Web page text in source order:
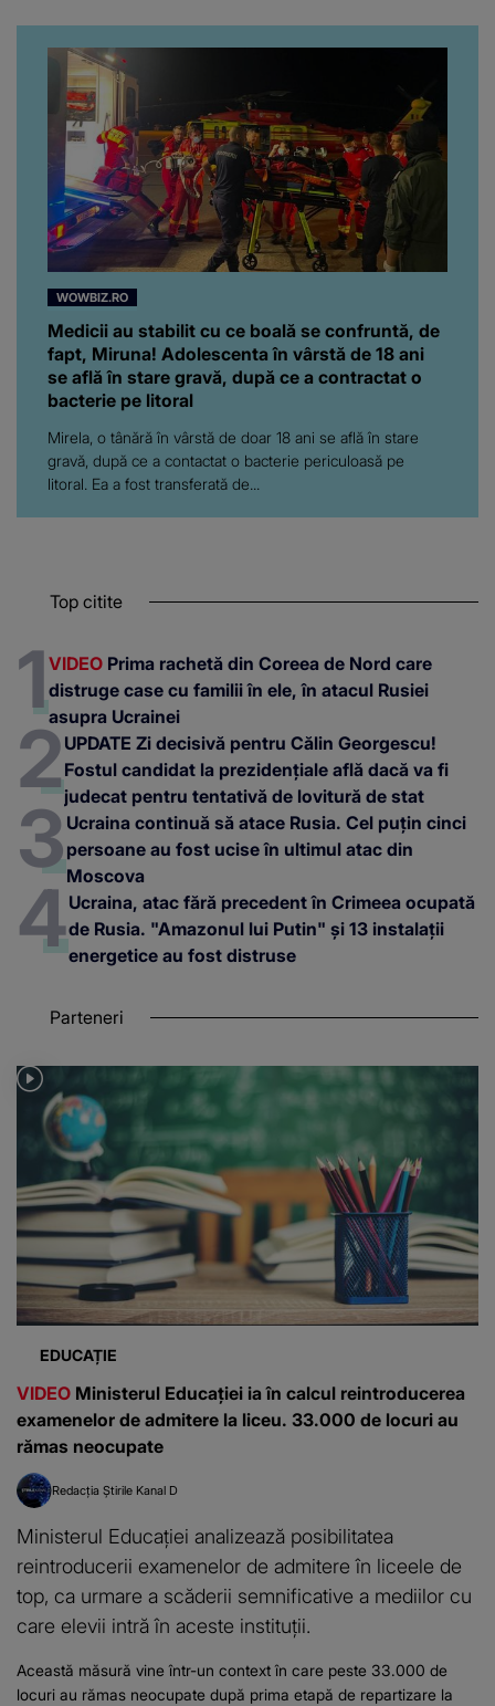
WOWBIZ.RO
Medicii au stabilit cu ce boală se confruntă, de
fapt, Miruna! Adolescenta în vârstă de 18 ani
se află în stare gravă, după ce a contractat o
bacterie pe litoral
Mirela, o tânără în vârstă de doar 18 ani se află în stare
gravă, după ce a contactat o bacterie periculoasă pe
litoral. Ea a fost transferată de...
Top citite
VIDEO Prima rachetă din Coreea de Nord care
distruge case cu familii în ele, în atacul Rusiei
asupra Ucrainei
UPDATE Zi decisivă pentru Călin Georgescu!
Fostul candidat la prezidențiale află dacă va fi
judecat pentru tentativă de lovitură de stat
Ucraina continuă să atace Rusia. Cel puțin cinci
persoane au fost ucise în ultimul atac din
Moscova
Ucraina, atac fără precedent în Crimeea ocupată
de Rusia. "Amazonul lui Putin" și 13 instalații
energetice au fost distruse
Parteneri
EDUCAȚIE
VIDEO Ministerul Educației ia în calcul reintroducerea
examenelor de admitere la liceu. 33.000 de locuri au
rămas neocupate
Redacția Știrile Kanal D
Ministerul Educației analizează posibilitatea
reintroducerii examenelor de admitere în liceele de
top, ca urmare a scăderii semnificative a mediilor cu
care elevii intră în aceste instituții.
Această măsură vine într-un context în care peste 33.000 de
locuri au rămas neocupate după prima etapă de repartizare la